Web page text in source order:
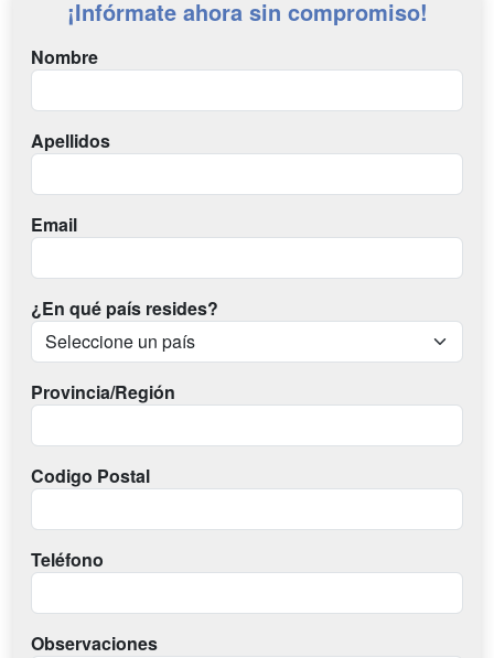
¡Infórmate ahora sin compromiso!
Nombre
Apellidos
Email
¿En qué país resides?
Provincia/Región
Codigo Postal
Teléfono
Observaciones